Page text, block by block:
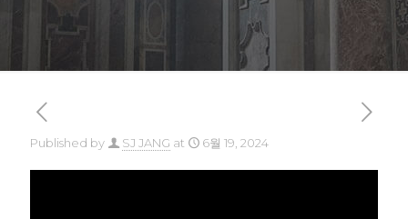
Published by SJ JANG at 6월 19, 2024